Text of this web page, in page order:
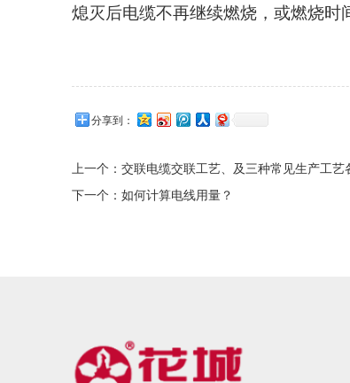
熄灭后电缆不再继续燃烧，或燃烧时
分享到：
上一个： 交联电缆交联工艺、及三种常见生产工艺
下一个： 如何计算电线用量？